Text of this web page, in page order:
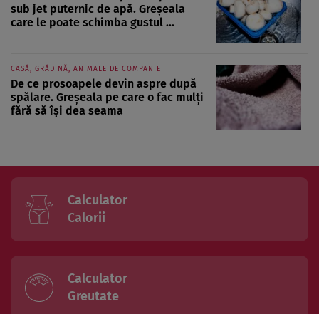
sub jet puternic de apă. Greșeala
care le poate schimba gustul ...
CASĂ, GRĂDINĂ, ANIMALE DE COMPANIE
De ce prosoapele devin aspre după
spălare. Greșeala pe care o fac mulți
fără să își dea seama
Calculator
Calorii
Calculator
Greutate